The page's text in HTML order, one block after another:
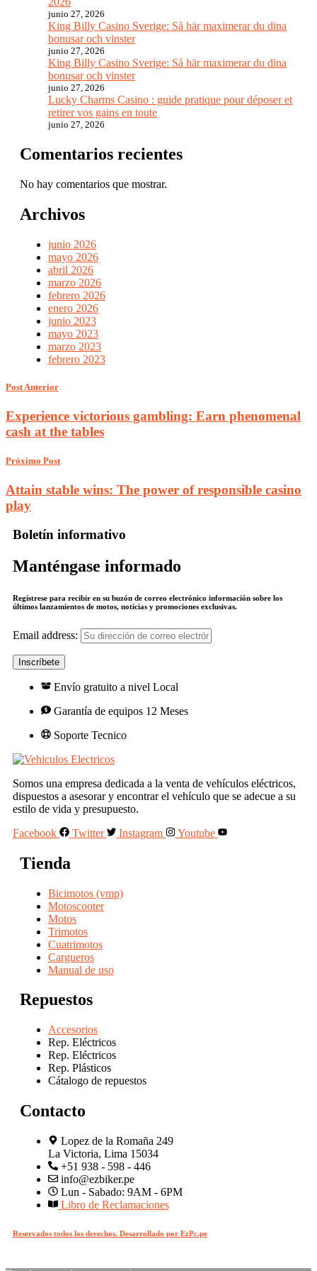
junio 27, 2026
King Billy Casino Sverige: Så här maximerar du dina
bonusar och vinster
junio 27, 2026
King Billy Casino Sverige: Så här maximerar du dina
bonusar och vinster
junio 27, 2026
Lucky Charms Casino : guide pratique pour déposer et
retirer vos gains en toute
junio 27, 2026
Comentarios recientes
No hay comentarios que mostrar.
Archivos
junio 2026
mayo 2026
abril 2026
marzo 2026
febrero 2026
enero 2026
junio 2023
mayo 2023
marzo 2023
febrero 2023
Post Anterior
Experience victorious gambling: Earn phenomenal
cash at the tables
Próximo Post
Attain stable wins: The power of responsible casino
play
Boletín informativo
Manténgase informado
Regístrese para recibir en su buzón de correo electrónico información sobre los
últimos lanzamientos de motos, noticias y promociones exclusivas.
Email address:
Envío gratuito a nivel Local
Garantía de equipos 12 Meses
Soporte Tecnico
Somos una empresa dedicada a la venta de vehículos eléctricos,
dispuestos a asesorar y encontrar el vehículo que se adecue a su
estilo de vida y presupuesto.
Facebook
Twitter Instagram Youtube
Tienda
Bicimotos (vmp)
Motoscooter
Motos
Trimotos
Cuatrimotos
Cargueros
Manual de uso
Repuestos
Accesorios
Rep. Eléctricos
Rep. Eléctricos
Rep. Plásticos
Cátalogo de repuestos
Contacto
Lopez de la Romaña 249
La Victoria, Lima 15034
+51 938 - 598 - 446
info@ezbiker.pe
Lun - Sabado: 9AM - 6PM
Libro de Reclamaciones
Reservados todos los derechos. Desarrollado por EzPc.pe